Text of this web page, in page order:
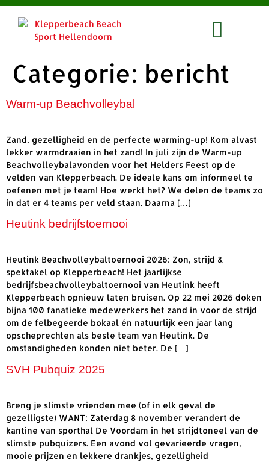
Categorie: bericht
Warm-up Beachvolleybal
Zand, gezelligheid en de perfecte warming-up! Kom alvast
lekker warmdraaien in het zand! In juli zijn de Warm-up
Beachvolleybalavonden voor het Helders Feest op de
velden van Klepperbeach. De ideale kans om informeel te
oefenen met je team! Hoe werkt het? We delen de teams zo
in dat er 4 teams per veld staan. Daarna […]
Heutink bedrijfstoernooi
Heutink Beachvolleybaltoernooi 2026: Zon, strijd &
spektakel op Klepperbeach! Het jaarlijkse
bedrijfsbeachvolleybaltoernooi van Heutink heeft
Klepperbeach opnieuw laten bruisen. Op 22 mei 2026 doken
bijna 100 fanatieke medewerkers het zand in voor de strijd
om de felbegeerde bokaal én natuurlijk een jaar lang
opscheprechten als beste team van Heutink. De
omstandigheden konden niet beter. De […]
SVH Pubquiz 2025
Breng je slimste vrienden mee (of in elk geval de
gezelligste) WANT: Zaterdag 8 november verandert de
kantine van sporthal De Voordam in het strijdtoneel van de
slimste pubquizers. Een avond vol gevarieerde vragen,
mooie prijzen en lekkere drankjes, gezelligheid